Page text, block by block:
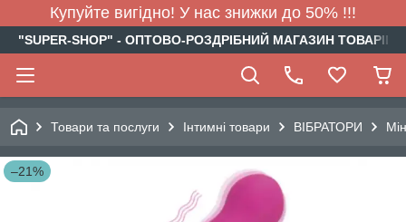
Купуйте вигідно! У нас знижки до 50% !!!
"SUPER-SHOP" - ОПТОВО-РОЗДРІБНИЙ МАГАЗИН
Товари та послуги Інтимні товари ВІБРАТОРИ
–21%